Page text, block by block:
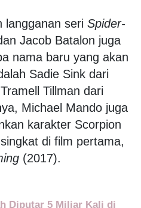
langganan seri Spider-
Jacob Batalon juga
nama baru yang akan
Sadie Sink dari
Tillman dari
Michael Mando juga
karakter Scorpion
di film pertama,
(2017).
Diputar 5 Miliar Kali di